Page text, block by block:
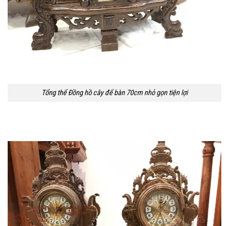
Tổng thể Đồng hồ cây để bàn 70cm nhỏ gọn tiện lợi